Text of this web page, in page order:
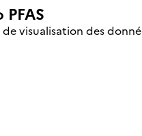
PFAS
visualisation des